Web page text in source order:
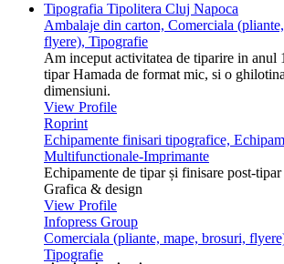
Tipografia Tipolitera Cluj Napoca
Ambalaje din carton, Comerciala
flyere), Tipografie
Am inceput activitatea de tiparire in anul
tipar Hamada de format mic, si o
dimensiuni.
View Profile
Roprint
Echipamente finisari tipografice,
Multifunctionale-Imprimante
Echipamente de tipar și finisare post-
Grafica & design
View Profile
Infopress Group
Comerciala (pliante, mape, brosuri,
Tipografie